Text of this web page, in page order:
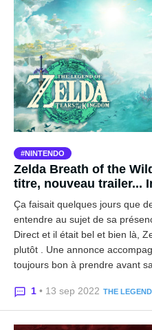
NINTENDO
Zelda Breath of the
titre, nouveau trailer...
Ça faisait quelques jours que
entendre au sujet de sa
Direct et il était bel et bien là,
plutôt . Une annonce
toujours bon à prendre avant
1 • 13 sep 2022 THE